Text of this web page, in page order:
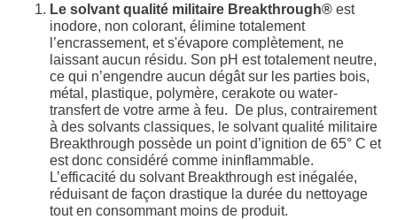
Le solvant qualité militaire Breakthrough® est
inodore, non colorant, élimine totalement
l’encrassement, et s'évapore complètement, ne
laissant aucun résidu. Son pH est totalement neutre,
ce qui n’engendre aucun dégât sur les parties bois,
métal, plastique, polymère, cerakote ou water-
transfert de votre arme à feu. De plus, contrairement
à des solvants classiques, le solvant qualité militaire
Breakthrough possède un point d’ignition de 65° C et
est donc considéré comme ininflammable.
L’efficacité du solvant Breakthrough est inégalée,
réduisant de façon drastique la durée du nettoyage
tout en consommant moins de produit.